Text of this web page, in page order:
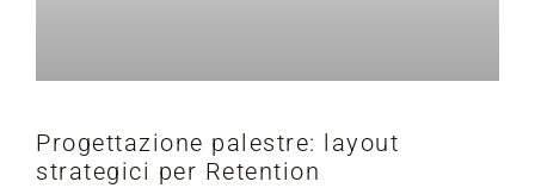
Progettazione palestre: layout
strategici per Retention